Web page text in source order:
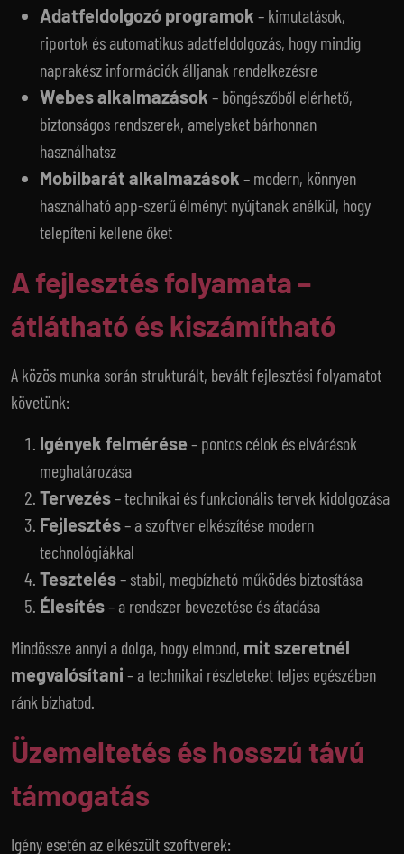
Adatfeldolgozó programok – kimutatások,
riportok és automatikus adatfeldolgozás, hogy mindig
naprakész információk álljanak rendelkezésre
Webes alkalmazások – böngészőből elérhető,
biztonságos rendszerek, amelyeket bárhonnan
használhatsz
Mobilbarát alkalmazások – modern, könnyen
használható app-szerű élményt nyújtanak anélkül, hogy
telepíteni kellene őket
A fejlesztés folyamata –
átlátható és kiszámítható
A közös munka során strukturált, bevált fejlesztési folyamatot
követünk:
Igények felmérése– pontos célok és elvárások
meghatározása
Tervezés– technikai és funkcionális tervek kidolgozása
Fejlesztés– a szoftver elkészítése modern
technológiákkal
Tesztelés– stabil, megbízható működés biztosítása
Élesítés– a rendszer bevezetése és átadása
Mindössze annyi a dolga, hogy elmond, mit szeretnél
megvalósítani – a technikai részleteket teljes egészében
ránk bízhatod.
Üzemeltetés és hosszú távú
támogatás
Igény esetén az elkészült szoftverek: